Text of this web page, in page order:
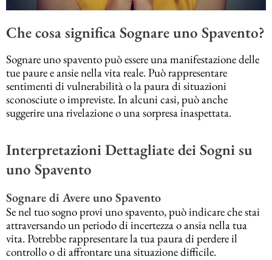
Che cosa significa Sognare uno Spavento?
Sognare uno spavento può essere una manifestazione delle
tue paure e ansie nella vita reale. Può rappresentare
sentimenti di vulnerabilità o la paura di situazioni
sconosciute o impreviste. In alcuni casi, può anche
suggerire una rivelazione o una sorpresa inaspettata.
Interpretazioni Dettagliate dei Sogni su
uno Spavento
Sognare di Avere uno Spavento
Se nel tuo sogno provi uno spavento, può indicare che stai
attraversando un periodo di incertezza o ansia nella tua
vita. Potrebbe rappresentare la tua paura di perdere il
controllo o di affrontare una situazione difficile.